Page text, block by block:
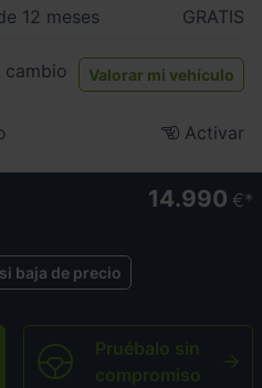
12 meses GRATIS
cambio Valorar mi vehículo
Activar
14.990 €
baja de precio
Pruébalo sin
compromiso